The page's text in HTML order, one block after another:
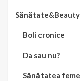
Sănătate&Beauty
Boli cronice
Da sau nu?
Sănătatea